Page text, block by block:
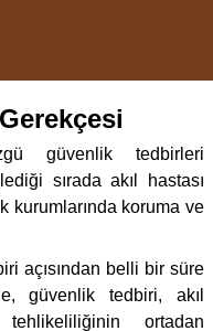
güvenlik tedbirleri
sırada akıl hastası
kurumlarında koruma ve
açısından belli bir süre
güvenlik tedbiri, akıl
tehlikeliliğinin ortadan